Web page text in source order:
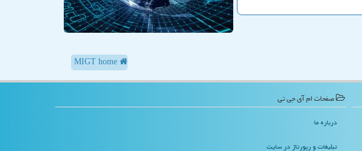
صفحات ام آی جی تی
درباره ما
تبلیغات و رپورتاژ در سایت